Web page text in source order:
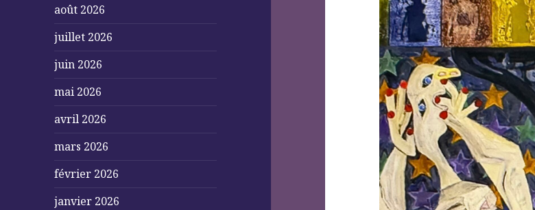
août 2026
juillet 2026
juin 2026
mai 2026
avril 2026
mars 2026
février 2026
janvier 2026